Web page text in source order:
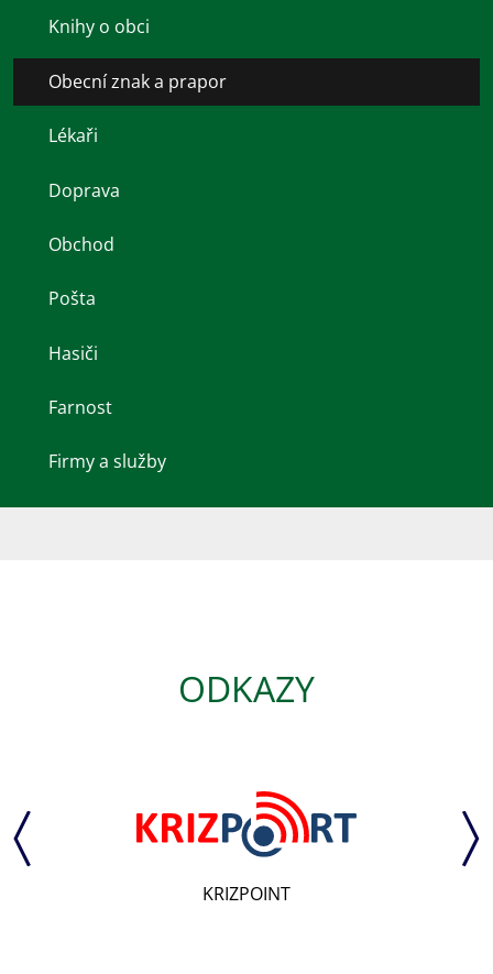
Knihy o obci
Obecní znak a prapor
Lékaři
Doprava
Obchod
Pošta
Hasiči
Farnost
Firmy a služby
ODKAZY
KRIZPOINT